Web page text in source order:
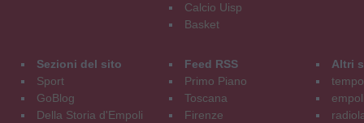
Calcio Uisp
Basket
Sezioni del sito
Sport
GoBlog
Della Storia d'Empoli
Feed RSS
Primo Piano
Toscana
Firenze
Altri